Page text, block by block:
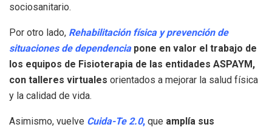
sociosanitario.
Por otro lado, Rehabilitación física y prevención de
situaciones de dependencia pone en valor el trabajo de
los equipos de Fisioterapia de las entidades ASPAYM,
con talleres virtuales orientados a mejorar la salud física
y la calidad de vida.
Asimismo, vuelve Cuida-Te 2.0, que amplía sus